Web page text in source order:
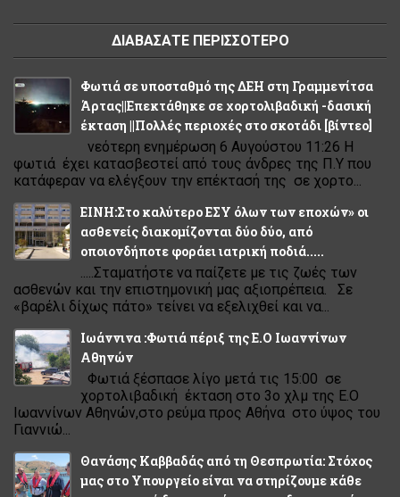
ΔΙΑΒΑΣΑΤΕ ΠΕΡΙΣΣΟΤΕΡΟ
Φωτιά σε υποσταθμό της ΔΕΗ στη Γραμμενίτσα
Άρτας||Επεκτάθηκε σε χορτολιβαδική -δασική
έκταση ||Πολλές περιοχές στο σκοτάδι [βίντεο]
νεότερη ενημέρωση 6 Αυγούστου 11:26 Η
φωτιά έχει κατασβεστεί από τους άνδρες της Π.Υ που
κατάφεραν να ελέγξουν την επέκτασή της σε χορτο...
ΕΙΝΗ:Στο καλύτερο ΕΣΥ όλων των εποχών» οι
ασθενείς διακομίζονται δύο δύο, από
οποιονδήποτε φοράει ιατρική ποδιά.....
.....Σταματήστε να παίζετε με τις ζωές των
ασθενών και την επιστημονική μας αξιοπρέπεια. Σε
«βαρέλι δίχως πάτο» τείνει να εξελιχθεί και να...
Ιωάννινα :Φωτιά πέριξ της Ε.Ο Ιωαννίνων
Αθηνών
Φωτιά ξέσπασε λίγο μετά τις 15:00 σε
χορτολιβαδική έκταση στο 3ο χλμ της Ε.Ο
Ιωαννίνων Αθηνών,στο ρεύμα προς Αθήνα στο ύψος του
Γιαννιώ...
Θανάσης Καββαδάς από τη Θεσπρωτία: Στόχος
μας στο Υπουργείο είναι να στηρίζουμε κάθε